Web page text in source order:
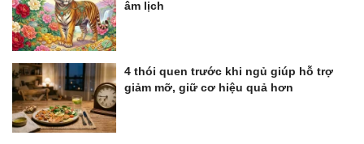
âm lịch
4 thói quen trước khi ngủ giúp hỗ trợ
giảm mỡ, giữ cơ hiệu quả hơn